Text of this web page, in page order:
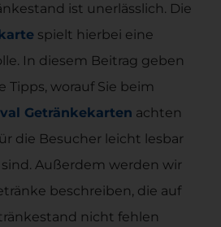
ist unerlässlich. Die
spielt hierbei eine
In diesem Beitrag geben
Tipps, worauf Sie beim
Getränkekarten achten
die Besucher leicht lesbar
Außerdem werden wir
beschreiben, die auf
nicht fehlen